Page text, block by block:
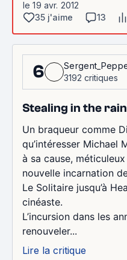
le 19 avr. 2012
35 j'aime
13
6
3192 critiques
Stealing in the
Un braqueur comme
qu’intéresser Michael
à sa cause,
nouvelle incarnation
Le Solitaire jusqu’à
cinéaste.
L’incursion dans les
renouveler...
Lire la critique